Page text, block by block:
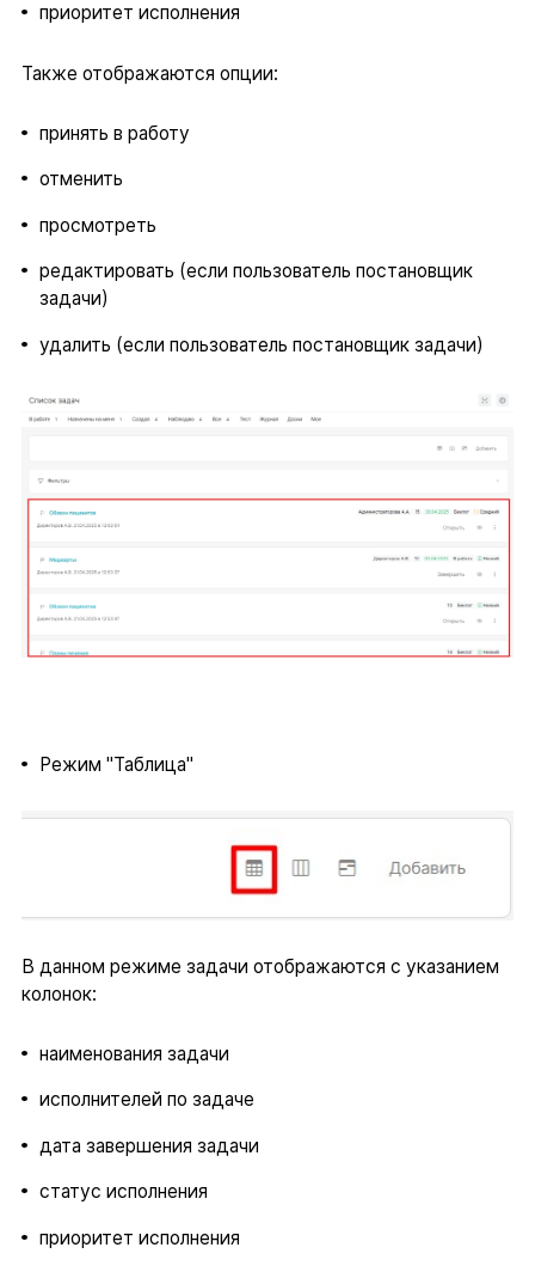
приоритет исполнения
Также отображаются опции:
принять в работу
отменить
просмотреть
редактировать (если пользователь постановщик
задачи)
удалить (если пользователь постановщик задачи)
Режим "Таблица"
В данном режиме задачи отображаются с указанием
колонок:
наименования задачи
исполнителей по задаче
дата завершения задачи
статус исполнения
приоритет исполнения